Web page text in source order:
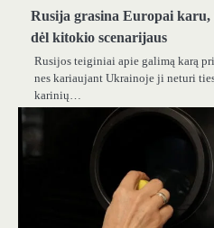
Rusija grasina Europai karu,
dėl kitokio scenarijaus
Rusijos teiginiai apie galimą karą
nes kariaujant Ukrainoje ji neturi
karinių…